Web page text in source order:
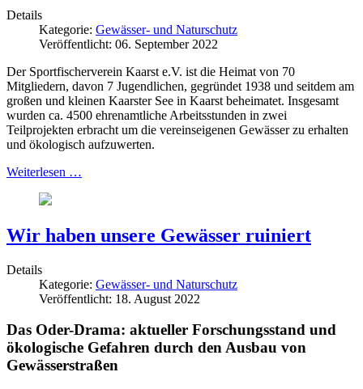
Details
Kategorie: Gewässer- und Naturschutz
Veröffentlicht: 06. September 2022
Der Sportfischerverein Kaarst e.V. ist die Heimat von 70
Mitgliedern, davon 7 Jugendlichen, gegründet 1938 und seitdem am
großen und kleinen Kaarster See in Kaarst beheimatet. Insgesamt
wurden ca. 4500 ehrenamtliche Arbeitsstunden in zwei
Teilprojekten erbracht um die vereinseigenen Gewässer zu erhalten
und ökologisch aufzuwerten.
Weiterlesen …
Wir haben unsere Gewässer ruiniert
Details
Kategorie: Gewässer- und Naturschutz
Veröffentlicht: 18. August 2022
Das Oder-Drama: aktueller Forschungsstand und
ökologische Gefahren durch den Ausbau von
Gewässerstraßen